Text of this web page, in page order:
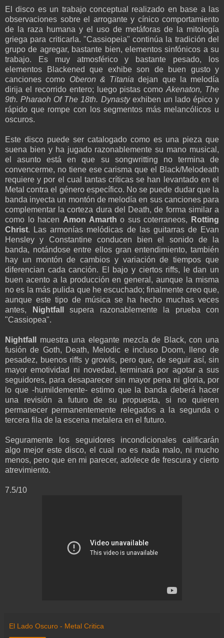
El disco es un trabajo conceptual realizado en base a las
observaciones sobre el arrogante y cínico comportamiento
de la raza humana y el uso de metáforas de la mitología
griega para criticarla. "Cassiopeia" continúa la tradición del
grupo de agregar, bastante bien, elementos sinfónicos a su
trabajo. Es muy atmosférico y bastante pesado, los
elementos Blackened que exhibe son de buen gusto y
canciones como Oberon & Titania dejan que la melodía
dirija el recorrido entero; luego pistas comoAkenaton, The
9th. Pharaoh Of The 18th. Dynastyexhiben un lado épico y
rápido que rompe con los segmentos más melancólicos u
oscuros.
Este disco puede ser catalogado como es una pieza que
suena bien y ha jugado razonablemente su mano musical,
el asunto está en que su songwritting no termina de
convencerme, no tiene ese carisma que el Black/Melodeath
requiere y por el cual tantas críticas se han levantado en el
Metal contra el género específico. No se puede dudar que la
banda inyecta un montón de melodía en sus canciones para
complementar la corteza dura del Death, de forma similar a
como lo hacen Amon Amarth o sus coterraneos,
Rotting
Christ. Las armonías melódicas de las guitarras de Evan
Hensley y Constantine conducen bien el sonido de la
banda, notándose entre ellos gran entendimiento, también
hay un montón de cambios y variación de tiempos que
diferencian cada canción. El bajo y ciertos riffs, le dan un
buen acento a la producción en general, aunque la misma
no es la más pulida que he escuchado; finalmente creo que,
aunque este tipo de música se ha hecho muchas veces
antes,
Nightfall
supera razonablemente la prueba con
"Cassiopea".
Nightfall
muestra una elegante mezcla de Black, con una
fusión de Goth, Death, Melodic e incluso Doom, lleno de
pesadez, buenos riffs y growls, pero que, de seguir así, sin
mayor emotividad ni novedad, terminará por agotar a sus
seguidores, para desaparecer sin mayor pena ni gloria, por
lo que -humildemente- estimo que la banda deberá hacer
una revisión a futuro de su propuesta, si no quieren
permanecer permanentemente relegados a la segunda o
tercera fila de la escena metalera en el futuro.
Seguramente los seguidores incondicionales calificarán
algo mejor este disco, el cual no es nada malo, ni mucho
menos, pero que en mi parecer, adolece de frescura y cierto
atrevimiento.
7.5/10
El Lado Oscuro - Metal Critica